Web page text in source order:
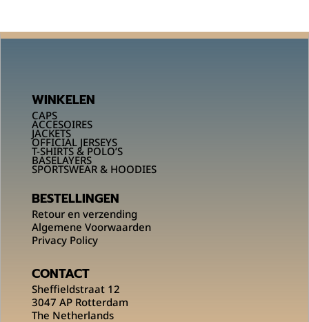
WINKELEN
CAPS
ACCESOIRES
JACKETS
OFFICIAL JERSEYS
T-SHIRTS & POLO’S
BASELAYERS
SPORTSWEAR & HOODIES
BESTELLINGEN
Retour en verzending
Algemene Voorwaarden
Privacy Policy
CONTACT
Sheffieldstraat 12
3047 AP Rotterdam
The Netherlands